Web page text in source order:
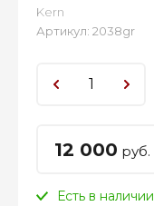
Kern
Артикул: 2038gr
12 000 руб.
Есть в наличии